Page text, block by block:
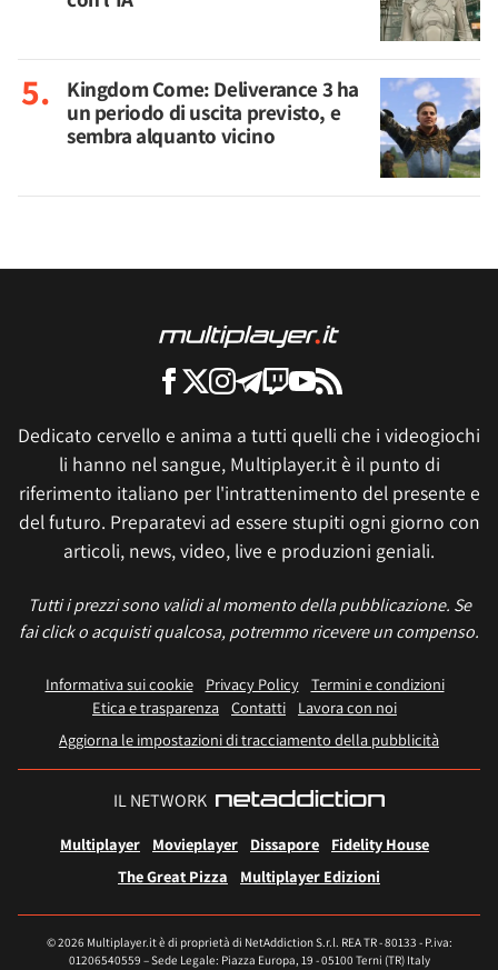
Kingdom Come: Deliverance 3 ha
un periodo di uscita previsto, e
sembra alquanto vicino
Dedicato cervello e anima a tutti quelli che i videogiochi
li hanno nel sangue, Multiplayer.it è il punto di
riferimento italiano per l'intrattenimento del presente e
del futuro. Preparatevi ad essere stupiti ogni giorno con
articoli, news, video, live e produzioni geniali.
Tutti i prezzi sono validi al momento della pubblicazione. Se
fai click o acquisti qualcosa, potremmo ricevere un compenso.
Informativa sui cookie Privacy Policy
Termini e condizioni
Etica e trasparenza Contatti
Lavora con noi
Aggiorna le impostazioni di tracciamento della pubblicità
IL NETWORK
Multiplayer Movieplayer Dissapore
Fidelity House
The Great Pizza
Multiplayer Edizioni
© 2026 Multiplayer.it è di proprietà di NetAddiction S.r.l. REA TR - 80133 - P.iva:
01206540559 – Sede Legale: Piazza Europa, 19 - 05100 Terni (TR) Italy